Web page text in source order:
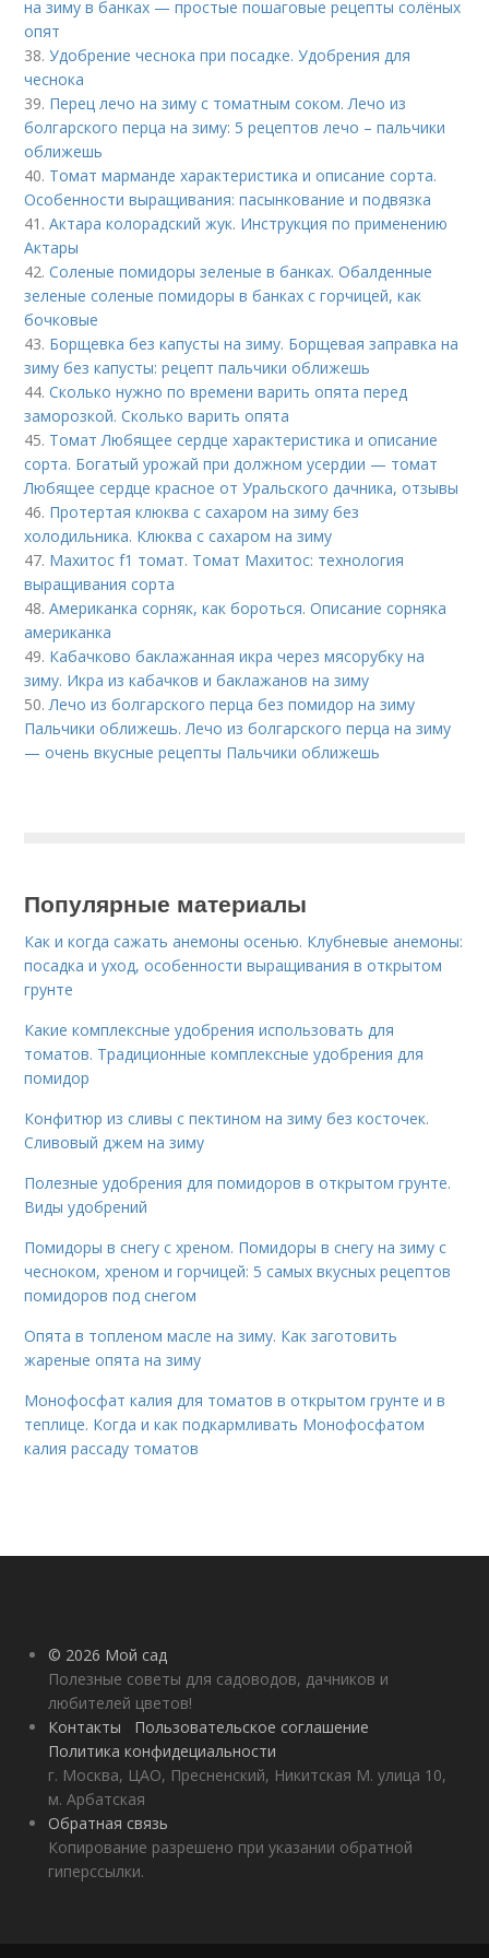
на зиму в банках — простые пошаговые рецепты солёных
опят
38.Удобрение чеснока при посадке. Удобрения для
чеснока
39. Перец лечо на зиму с томатным соком. Лечо из
болгарского перца на зиму: 5 рецептов лечо – пальчики
оближешь
40. Томат марманде характеристика и описание сорта.
Особенности выращивания: пасынкование и подвязка
41.Актара колорадский жук. Инструкция по применению
Актары
42.Соленые помидоры зеленые в банках. Обалденные
зеленые соленые помидоры в банках с горчицей, как
бочковые
43. Борщевка без капусты на зиму. Борщевая заправка на
зиму без капусты: рецепт пальчики оближешь
44.Сколько нужно по времени варить опята перед
заморозкой. Сколько варить опята
45. Томат Любящее сердце характеристика и описание
сорта. Богатый урожай при должном усердии — томат
Любящее сердце красное от Уральского дачника, отзывы
46. Протертая клюква с сахаром на зиму без
холодильника. Клюква с сахаром на зиму
47. Махитос f1 томат. Томат Махитос: технология
выращивания сорта
48.Американка сорняк, как бороться. Описание сорняка
американка
49. Кабачково баклажанная икра через мясорубку на
зиму. Икра из кабачков и баклажанов на зиму
50.Лечо из болгарского перца без помидор на зиму
Пальчики оближешь. Лечо из болгарского перца на зиму
— очень вкусные рецепты Пальчики оближешь
Популярные материалы
Как и когда сажать анемоны осенью. Клубневые анемоны:
посадка и уход, особенности выращивания в открытом
грунте
Какие комплексные удобрения использовать для
томатов. Традиционные комплексные удобрения для
помидор
Конфитюр из сливы с пектином на зиму без косточек.
Сливовый джем на зиму
Полезные удобрения для помидоров в открытом грунте.
Виды удобрений
Помидоры в снегу с хреном. Помидоры в снегу на зиму с
чесноком, хреном и горчицей: 5 самых вкусных рецептов
помидоров под снегом
Опята в топленом масле на зиму. Как заготовить
жареные опята на зиму
Монофосфат калия для томатов в открытом грунте и в
теплице. Когда и как подкармливать Монофосфатом
калия рассаду томатов
© 2026 Мой сад
Полезные советы для садоводов, дачников и
любителей цветов!
Контакты
Пользовательское соглашение
Политика конфидециальности
г. Москва, ЦАО, Пресненский, Никитская М. улица 10,
м. Арбатская
Обратная связь
Копирование разрешено при указании обратной
гиперссылки.